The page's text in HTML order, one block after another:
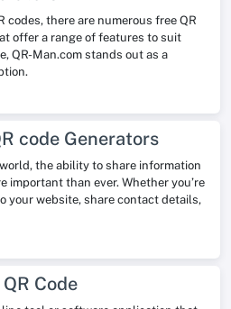
codes, there are numerous free QR
offer a range of features to suit
QR-Man.com stands out as a
code Generators
the ability to share information
important than ever. Whether you’re
your website, share contact details,
Code